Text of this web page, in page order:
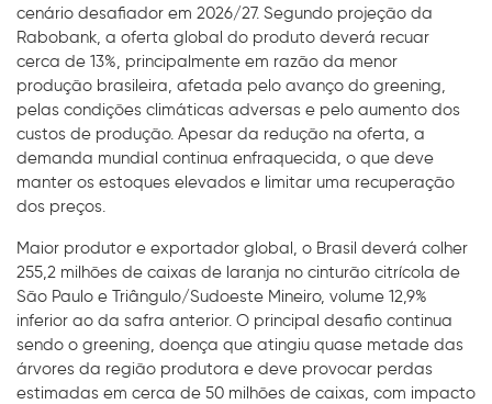
cenário desafiador em 2026/27. Segundo projeção da
Rabobank, a oferta global do produto deverá recuar
cerca de 13%, principalmente em razão da menor
produção brasileira, afetada pelo avanço do greening,
pelas condições climáticas adversas e pelo aumento dos
custos de produção. Apesar da redução na oferta, a
demanda mundial continua enfraquecida, o que deve
manter os estoques elevados e limitar uma recuperação
dos preços.
Maior produtor e exportador global, o Brasil deverá colher
255,2 milhões de caixas de laranja no cinturão citrícola de
São Paulo e Triângulo/Sudoeste Mineiro, volume 12,9%
inferior ao da safra anterior. O principal desafio continua
sendo o greening, doença que atingiu quase metade das
árvores da região produtora e deve provocar perdas
estimadas em cerca de 50 milhões de caixas, com impacto